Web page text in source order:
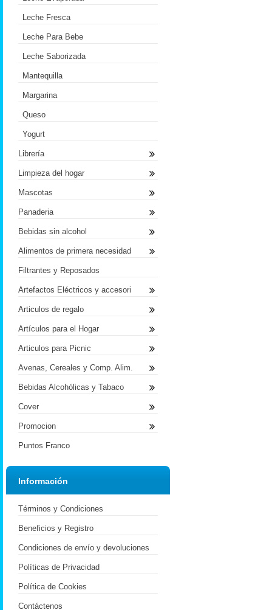
Leche Fresca
Leche Para Bebe
Leche Saborizada
Mantequilla
Margarina
Queso
Yogurt
Librería
Limpieza del hogar
Mascotas
Panaderia
Bebidas sin alcohol
Alimentos de primera necesidad
Filtrantes y Reposados
Artefactos Eléctricos y accesori
Articulos de regalo
Artículos para el Hogar
Articulos para Picnic
Avenas, Cereales y Comp. Alim.
Bebidas Alcohólicas y Tabaco
Cover
Promocion
Puntos Franco
Información
Términos y Condiciones
Beneficios y Registro
Condiciones de envío y devoluciones
Políticas de Privacidad
Política de Cookies
Contáctenos